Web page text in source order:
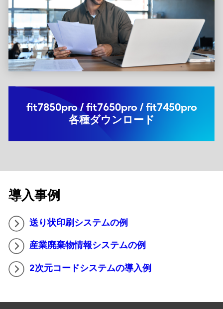
fit7850pro / fit7650pro / fit7450pro
各種ダウンロード
導入事例
送り状印刷システムの例
産業廃棄物情報システムの例
2次元コードシステムの導入例